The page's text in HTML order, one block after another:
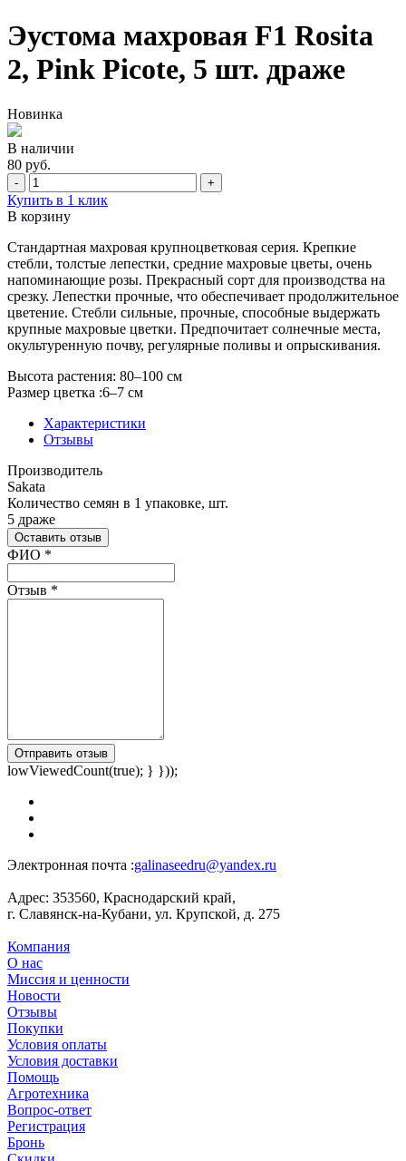
Эустома махровая F1 Rosita
2, Pink Picote, 5 шт. драже
Новинка
В наличии
80 руб.
- +
Купить в 1 клик
В корзину
Стандартная махровая крупноцветковая серия. Крепкие
стебли, толстые лепестки, средние махровые цветы, очень
напоминающие розы. Прекрасный сорт для производства на
срезку. Лепестки прочные, что обеспечивает продолжительное
цветение. Стебли сильные, прочные, способные выдержать
крупные махровые цветки. Предпочитает солнечные места,
окультуренную почву, регулярные поливы и опрыскивания.
Высота растения: 80–100 см
Размер цветка :6–7 см
Характеристики
Отзывы
Производитель
Sakata
Количество семян в 1 упаковке, шт.
5 драже
Оставить отзыв
Ваш отзыв был отправлен!
ФИО *
Отзыв *
Отправить отзыв
lowViewedCount(true); } }));
Электронная почта :galinaseedru@yandex.ru
Адрес: 353560, Краснодарский край,
г. Славянск-на-Кубани, ул. Крупской, д. 275
Компания
О нас
Миссия и ценности
Новости
Отзывы
Покупки
Условия оплаты
Условия доставки
Помощь
Агротехника
Вопрос-ответ
Регистрация
Бронь